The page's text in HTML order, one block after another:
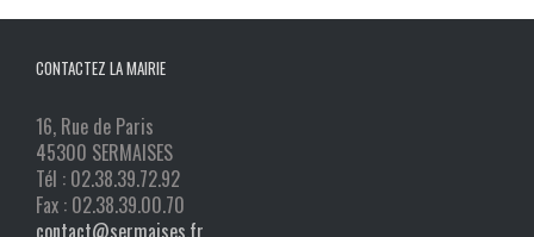
CONTACTEZ LA MAIRIE
16, Rue de Paris
45300 SERMAISES
Tél : 02.38.39.72.92
Fax : 02.38.39.00.70